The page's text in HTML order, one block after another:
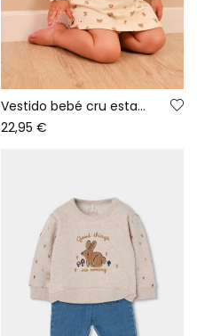
Vestido bebé cru estampado veados e flores
22,95 €